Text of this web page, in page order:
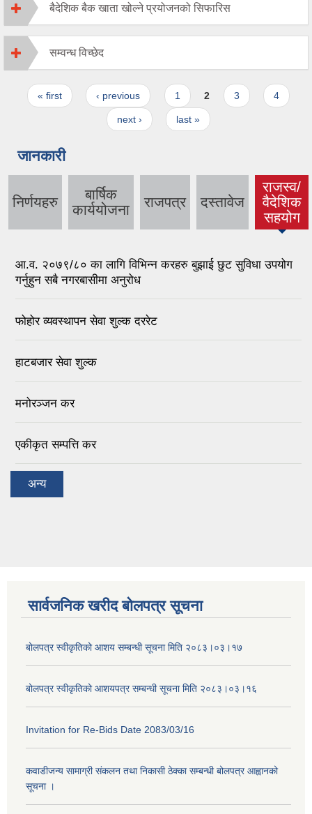
बैदेशिक बैक खाता खोल्ने प्रयोजनको सिफारिस
सम्वन्ध विच्छेद
Pages
« first ‹ previous 1 2 3 4
next › last »
जानकारी
निर्णयहरु
बार्षिक
कार्ययोजना
राजपत्र दस्तावेज
राजस्व/
वैदेशिक
सहयोग
(active
tab)
आ.व. २०७९/८० का लागि विभिन्न करहरु बुझाई छुट सुविधा उपयोग
गर्नुहुन सबै नगरबासीमा अनुरोध
फोहोर व्यवस्थापन सेवा शुल्क दररेट
हाटबजार सेवा शुल्क
मनोरञ्जन कर
एकीकृत सम्पत्ति कर
अन्य
सार्वजनिक खरीद बोलपत्र सूचना
बोलपत्र स्वीकृतिको आशय सम्बन्धी सूचना मिति २०८३।०३।१७
बोलपत्र स्वीकृतिको आशयपत्र सम्बन्धी सूचना मिति २०८३।०३।१६
Invitation for Re-Bids Date 2083/03/16
कवाडीजन्य सामाग्री संकलन तथा निकासी ठेक्का सम्बन्धी बोलपत्र आह्वानको
सूचना ।